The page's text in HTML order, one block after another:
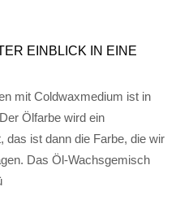
EINBLICK IN EINE
mit Coldwaxmedium ist in
Ölfarbe wird ein
das ist dann die Farbe, die wir
Das Öl-Wachsgemisch